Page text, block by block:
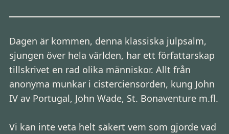
Dagen är kommen, denna klassiska julpsalm,
sjungen över hela världen, har ett författarskap
tillskrivet en rad olika människor. Allt från
anonyma munkar i cisterciensorden, kung John
IV av Portugal, John Wade, St. Bonaventure m.fl.
Vi kan inte veta helt säkert vem som gjorde vad